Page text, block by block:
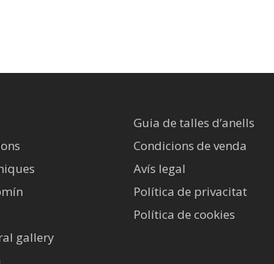
gallery
Guia de talles d’anells
Condicions de venda
Avís legal​
Política de privacitat
Política de cookies